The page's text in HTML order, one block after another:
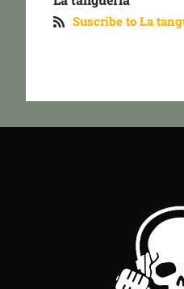
Suscribe to La